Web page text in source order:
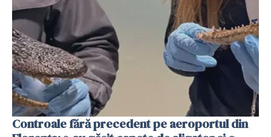
Controale fără precedent pe aeroportul din